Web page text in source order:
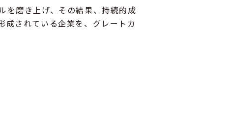
を磨き上げ、その結果、持続的成
成されている企業を、グレートカ